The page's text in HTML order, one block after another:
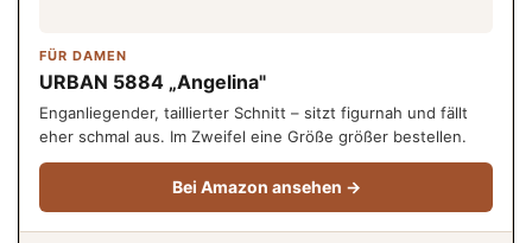
FÜR DAMEN
URBAN 5884 „Angelina"
Enganliegender, taillierter Schnitt – sitzt figurnah und fällt
eher schmal aus. Im Zweifel eine Größe größer bestellen.
Bei Amazon ansehen →